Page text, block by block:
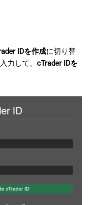
IDを作成に切り替
力して、 cTrader IDを